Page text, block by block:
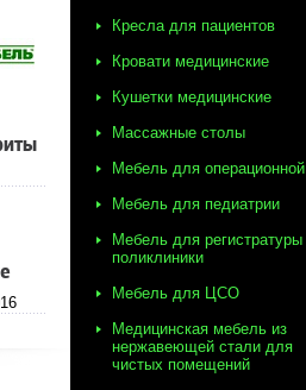
Кресла для пациентов
Кровати медицинские
Кушетки медицинские
Массажные столы
Мебель для операционной
Мебель для педиатрии
Мебель для регистратуры
поликлиники
Мебель для ЦСО
Медицинская мебель из
нержавеющей стали для
чистых помещений